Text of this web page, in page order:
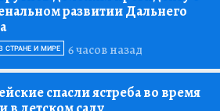
развитии Дальнего
6 часов назад
СТРАНЕ И МИРЕ
спасли ястреба во время